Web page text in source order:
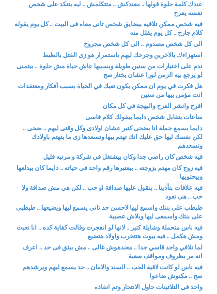
عندك كلمة حلوة قولها .. معندكش .. متتكلمش .. ليه بتنكد على شخص
نفسه يفرح
فيه شخص ممكن تلاقيه بيضايق شخص تانى معاه فى البيت .. كل يوم يقوله
كلام جارح .. كل يوم يقلل منه
الى كل شخص مصدوم .. الى كل شخص مجروح
استهزاءك بالاخرين وجرحك ليهم باستمرار هو زى القتل بالظبط
ندم على اختيارات من سنين طويلة وبسببها عاش حياة مش حلوة .. بيتمنى
لو يرجع بيه الزمن لورا عشان يختار صح
هل فكرت في يوم ان ممكن يكون تعبك في الحياة بسبب أفكار ومعتقدات
انت مؤمن بيها من سنين
افرح وانشر الفرح والبهجة في كل مكان
ساعات بتقابل شخص دايما بيقولك كلام قاسى
دايما بسمع جملة انا بضحى كتير عشان اولادى وكل وقتى ليهم .. ضحى ..
لكن نفسك ليها حق عليك انك تهتم بيها وتسعدها زى ما بتهتم باولادك
وتسعدهم
فيه شخص كان راضي جدا وكان بيشتغل في شركة و مرتبه قليل
فيه زوج كان مهتم بزوجته .. بيعتبرها رقم واحد فى حياته .. دايما كان بيدلعها
وبيحتويها
فيه علاقات بتأذينا .. بنقول عليها صداقة او حب .. لكن هي مش صداقة ولا
حب .. هى تعود
طبطب على بنتك واسمع ليها لاحسن حد تانى يسمع ليها ويضيعها .. طبطبى
على بنتك واسمعى ليها وبلاش عصبية
فيه ناس متحملة وشايلة كتير .. لانها لو انفجرت وقالت كفاية كده .. انا تعبت
ومش هكمل .. فيه بيوت هتتخرب واولاد هتضيع
لما تلاقي واحد قاسي جدا .. معندهوش غالى .. مش بيثق فى حد .. اعرف
انه مر بظروف ومواقف صعبة
فيه ناس لو كانت لاقية الحب .. السند والامان .. حد يسمع ليهم ويرشدهم
صح .. مكنوش ضاعوا
واحد فى التلاتينات حاول الانتحار وتم انقاذه